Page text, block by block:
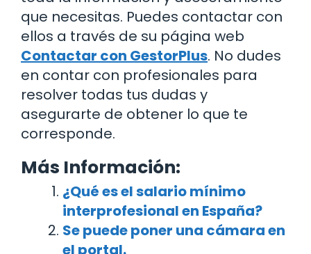
que necesitas. Puedes contactar con
ellos a través de su página web
Contactar con GestorPlus. No dudes
en contar con profesionales para
resolver todas tus dudas y
asegurarte de obtener lo que te
corresponde.
Más Información:
¿Qué es el salario mínimo
interprofesional en España?
Se puede poner una cámara en
el portal.